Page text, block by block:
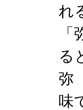
れ
る
弥
味